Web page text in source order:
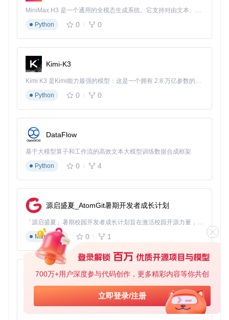
700万+用户深度参与代码创作，更多精彩内容等你共创
立即登录/注册
售的数字资产，从而突破时间和空间的限制，实现被动收入。
付出，多次收益。
（课程、电子书、模板等）
内容创作
平台搭建：选择适合的平台发布和销售你的资产
流量获取
：通过内容营销和社交媒体引流
阶段
分配
准备
第1
市场调研、竞品
完成3个竞品的详细
阶段
3周
包装
作，产品上线
推广
阶段
8周
媒体推广
日访问量达到100+
优化
第9-
12周
数据分析、产品
转化率提升20%
案例验证：电商服务领域的自动化收入案例
王芳是一名电商运营专家，她将自己多年的经验总结成一套
《电商爆款打造方法论》，并开发了配套的Excel数据分析模
动化的邮件营销系统。现在，即使她去度假，每天也能收到订
单通知，实现了真正的被动收入。
MiniMax H3 是一个通用的全模态生成系统。它支持对由文本、图像、视频和音频组成的多模态上下文进行统一理解，并能生成分辨率高达 2K、时长可达 15 秒的带原生立体声音频的视频。得益于面向任务泛化的系统设计，H3 在预训练阶段就已具备广泛的多模态上下文理解与生成能力，能够出色地执行复杂的多模态指令。
Python
0 0
Kimi-K3
Kimi K3 是Kimi能力最强的模型：这是一个拥有 2.8 万亿参数的混合专家（MoE）模型，具备原生视觉理解能力，并支持 100 万 token 的上下文窗口。
Python
0 0
DataFlow
基于大模型算子和工作流的高效文本大模型训练数据合成框架
Python
0 4
源启盛夏_AtomGit暑期开发者成长计划
「源启盛夏」暑期校园开发者成长计划旨在激活校园开源力量，通过积分激励、认证扶持、资源倾斜等形式，引导高校组织和开发者完成「入驻 — 建项目 — 做贡献 — 获认证 — 得资源」的完整闭环。无论你是想带领社团入驻平台的组织者，还是希望用代码贡献证明自己的开发者，都能在这里找到属于你的成长路径。
Markdown
0 1
py-xiaozhi
基于Python的Xiaozhi AI，适用于想要完整Xiaozhi体验而无需拥有专用硬件的用户。
Python
0 1